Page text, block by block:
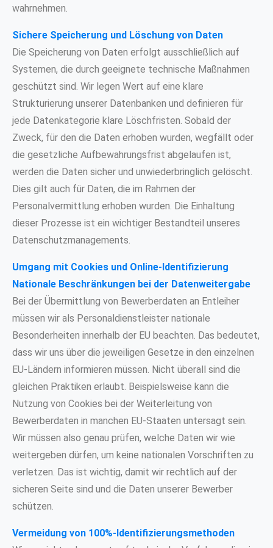
wahrnehmen.
Sichere Speicherung und Löschung von Daten
Die Speicherung von Daten erfolgt ausschließlich auf
Systemen, die durch geeignete technische Maßnahmen
geschützt sind. Wir legen Wert auf eine klare
Strukturierung unserer Datenbanken und definieren für
jede Datenkategorie klare Löschfristen. Sobald der
Zweck, für den die Daten erhoben wurden, wegfällt oder
die gesetzliche Aufbewahrungsfrist abgelaufen ist,
werden die Daten sicher und unwiederbringlich gelöscht.
Dies gilt auch für Daten, die im Rahmen der
Personalvermittlung erhoben wurden. Die Einhaltung
dieser Prozesse ist ein wichtiger Bestandteil unseres
Datenschutzmanagements.
Umgang mit Cookies und Online-Identifizierung
Nationale Beschränkungen bei der Datenweitergabe
Bei der Übermittlung von Bewerberdaten an Entleiher
müssen wir als Personaldienstleister nationale
Besonderheiten innerhalb der EU beachten. Das bedeutet,
dass wir uns über die jeweiligen Gesetze in den einzelnen
EU-Ländern informieren müssen. Nicht überall sind die
gleichen Praktiken erlaubt. Beispielsweise kann die
Nutzung von Cookies bei der Weiterleitung von
Bewerberdaten in manchen EU-Staaten untersagt sein.
Wir müssen also genau prüfen, welche Daten wir wie
weitergeben dürfen, um keine nationalen Vorschriften zu
verletzen. Das ist wichtig, damit wir rechtlich auf der
sicheren Seite sind und die Daten unserer Bewerber
schützen.
Vermeidung von 100%-Identifizierungsmethoden